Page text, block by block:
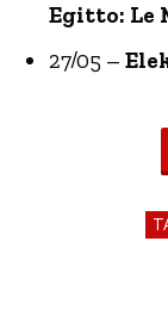
Egitto: Le
27/05 –